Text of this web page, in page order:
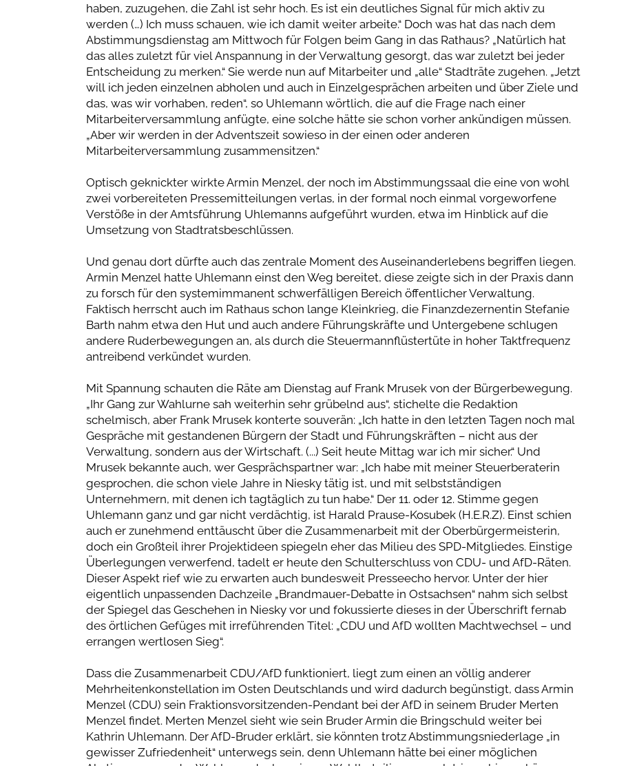
haben, zuzugehen, die Zahl ist sehr hoch. Es ist ein deutliches Signal für mich aktiv zu
werden (…) Ich muss schauen, wie ich damit weiter arbeite.“ Doch was hat das nach dem
Abstimmungsdienstag am Mittwoch für Folgen beim Gang in das Rathaus? „Natürlich hat
das alles zuletzt für viel Anspannung in der Verwaltung gesorgt, das war zuletzt bei jeder
Entscheidung zu merken.“ Sie werde nun auf Mitarbeiter und „alle“ Stadträte zugehen. „Jetzt
will ich jeden einzelnen abholen und auch in Einzelgesprächen arbeiten und über Ziele und
das, was wir vorhaben, reden“, so Uhlemann wörtlich, die auf die Frage nach einer
Mitarbeiterversammlung anfügte, eine solche hätte sie schon vorher ankündigen müssen.
„Aber wir werden in der Adventszeit sowieso in der einen oder anderen
Mitarbeiterversammlung zusammensitzen.“
Optisch geknickter wirkte Armin Menzel, der noch im Abstimmungssaal die eine von wohl
zwei vorbereiteten Pressemitteilungen verlas, in der formal noch einmal vorgeworfene
Verstöße in der Amtsführung Uhlemanns aufgeführt wurden, etwa im Hinblick auf die
Umsetzung von Stadtratsbeschlüssen.
Und genau dort dürfte auch das zentrale Moment des Auseinanderlebens begriffen liegen.
Armin Menzel hatte Uhlemann einst den Weg bereitet, diese zeigte sich in der Praxis dann
zu forsch für den systemimmanent schwerfälligen Bereich öffentlicher Verwaltung.
Faktisch herrscht auch im Rathaus schon lange Kleinkrieg, die Finanzdezernentin Stefanie
Barth nahm etwa den Hut und auch andere Führungskräfte und Untergebene schlugen
andere Ruderbewegungen an, als durch die Steuermannflüstertüte in hoher Taktfrequenz
antreibend verkündet wurden.
Mit Spannung schauten die Räte am Dienstag auf Frank Mrusek von der Bürgerbewegung.
„Ihr Gang zur Wahlurne sah weiterhin sehr grübelnd aus“, stichelte die Redaktion
schelmisch, aber Frank Mrusek konterte souverän: „Ich hatte in den letzten Tagen noch mal
Gespräche mit gestandenen Bürgern der Stadt und Führungskräften – nicht aus der
Verwaltung, sondern aus der Wirtschaft. (...) Seit heute Mittag war ich mir sicher.“ Und
Mrusek bekannte auch, wer Gesprächspartner war: „Ich habe mit meiner Steuerberaterin
gesprochen, die schon viele Jahre in Niesky tätig ist, und mit selbstständigen
Unternehmern, mit denen ich tagtäglich zu tun habe.“ Der 11. oder 12. Stimme gegen
Uhlemann ganz und gar nicht verdächtig, ist Harald Prause-Kosubek (H.E.R.Z). Einst schien
auch er zunehmend enttäuscht über die Zusammenarbeit mit der Oberbürgermeisterin,
doch ein Großteil ihrer Projektideen spiegeln eher das Milieu des SPD-Mitgliedes. Einstige
Überlegungen verwerfend, tadelt er heute den Schulterschluss von CDU- und AfD-Räten.
Dieser Aspekt rief wie zu erwarten auch bundesweit Presseecho hervor. Unter der hier
eigentlich unpassenden Dachzeile „Brandmauer-Debatte in Ostsachsen“ nahm sich selbst
der Spiegel das Geschehen in Niesky vor und fokussierte dieses in der Überschrift fernab
des örtlichen Gefüges mit irreführenden Titel: „CDU und AfD wollten Machtwechsel – und
errangen wertlosen Sieg“.
Dass die Zusammenarbeit CDU/AfD funktioniert, liegt zum einen an völlig anderer
Mehrheitenkonstellation im Osten Deutschlands und wird dadurch begünstigt, dass Armin
Menzel (CDU) sein Fraktionsvorsitzenden-Pendant bei der AfD in seinem Bruder Merten
Menzel findet. Merten Menzel sieht wie sein Bruder Armin die Bringschuld weiter bei
Kathrin Uhlemann. Der AfD-Bruder erklärt, sie könnten trotz Abstimmungsniederlage „in
gewisser Zufriedenheit“ unterwegs sein, denn Uhlemann hätte bei einer möglichen